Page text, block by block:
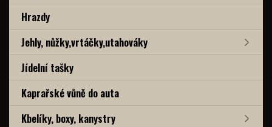
Hrazdy
Jehly, nůžky,vrtáčky,utahováky
Jídelní tašky
Kaprařské vůně do auta
Kbelíky, boxy, kanystry